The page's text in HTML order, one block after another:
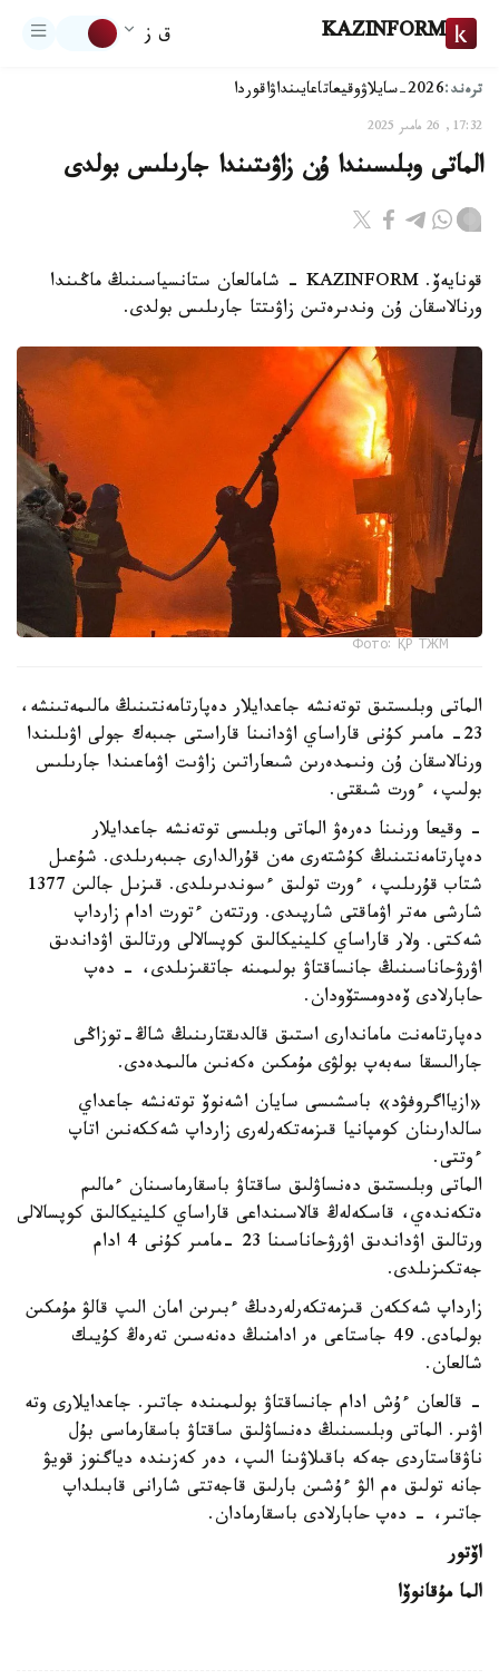
KAZINFORM ق ز
ترەند:2026-سايلاۋ وقيعاتاعايىنداۋاقوردا
17:32, 26 مامىر 2025
الماتى وبلىسىندا ۇن زاۋىتىندا جارىلىس بولدى
قونايەۆ. KAZINFORM - شامالعان ستانسياسىنىڭ ماڭىندا
ورنالاسقان ۇن وندىرەتىن زاۋىتتا جارىلىس بولدى.
Фото: ҚР ТЖМ
الماتى وبلىستىق توتەنشە جاعدايلار دەپارتامەنتىنىڭ مالىمەتىنشە،
23- مامىر كۇنى قاراساي اۋدانىنا قاراستى جىبەك جولى اۋىلىندا
ورنالاسقان ۇن ونىمدەرىن شىعاراتىن زاۋىت اۋماعىندا جارىلىس
بولىپ، ءورت شىقتى.
- وقيعا ورنىنا دەرەۋ الماتى وبلىسى توتەنشە جاعدايلار
دەپارتامەنتىنىڭ كۇشتەرى مەن قۇرالدارى جىبەرىلدى. شۇعىل
شتاب قۇرىلىپ، ءورت تولىق ءسوندىرىلدى. قىزىل جالىن 1377
شارشى مەتر اۋماقتى شارپىدى. ورتتەن ءتورت ادام زارداپ
شەكتى. ولار قاراساي كلينيكالىق كوپسالالى ورتالىق اۋداندىق
اۋرۋحاناسىنىڭ جانساقتاۋ بولىمىنە جاتقىزىلدى، - دەپ
حابارلادى ۆەدومستۆودان.
دەپارتامەنت ماماندارى استىق قالدىقتارىنىڭ شاڭ-توزاڭى
جارالىسقا سەبەپ بولۋى مۇمكىن ەكەنىن مالىمدەدى.
«ازيااگروفۋد» باسشىسى سايان اشەنوۆ توتەنشە جاعداي
سالدارىنان كومپانيا قىزمەتكەرلەرى زارداپ شەككەنىن اتاپ
ءوتتى.
الماتى وبلىستىق دەنساۋلىق ساقتاۋ باسقارماسىنان ءمالىم
ەتكەندەي، قاسكەلەڭ قالاسىنداعى قاراساي كلينيكالىق كوپسالالى
ورتالىق اۋداندىق اۋرۋحاناسىنا 23 -مامىر كۇنى 4 ادام
جەتكىزىلدى.
زارداپ شەككەن قىزمەتكەرلەردىڭ ءبىرىن امان الىپ قالۋ مۇمكىن
بولمادى. 49 جاستاعى ەر ادامنىڭ دەنەسىن تەرەڭ كۇيىك
شالعان.
- قالعان ءۇش ادام جانساقتاۋ بولىمىندە جاتىر. جاعدايلارى وتە
اۋىر. الماتى وبلىسىنىڭ دەنساۋلىق ساقتاۋ باسقارماسى بۇل
ناۋقاستاردى جەكە باقىلاۋىنا الىپ، دەر كەزىندە دياگنوز قويۋ
جانە تولىق ەم الۋ ءۇشىن بارلىق قاجەتتى شارانى قابىلداپ
جاتىر، - دەپ حابارلادى باسقارمادان.
اۆتور
الما مۇقانوۆا